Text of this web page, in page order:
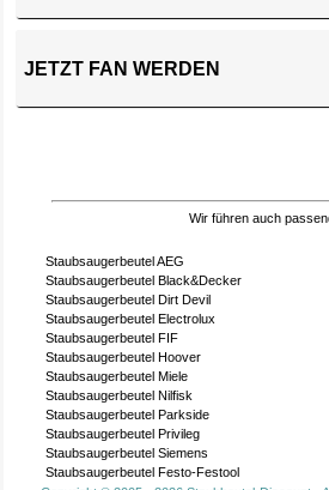
JETZT FAN WERDEN
Wir führen auch
Staubsaugerbeutel AEG
Staubsaugerbeutel Black&Decker
Staubsaugerbeutel Dirt Devil
Staubsaugerbeutel Electrolux
Staubsaugerbeutel FIF
Staubsaugerbeutel Hoover
Staubsaugerbeutel Miele
Staubsaugerbeutel Nilfisk
Staubsaugerbeutel Parkside
Staubsaugerbeutel Privileg
Staubsaugerbeutel Siemens
Staubsaugerbeutel Festo-Festool